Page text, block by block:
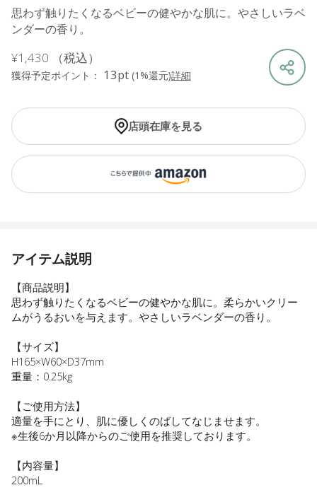
思わず触りたくなるベビーの健やかな肌に。やさしいラベ
ンダーの香り。
¥1,430 （税込）
獲得予定ポイント： 13pt (1%還元)詳細
店頭在庫を見る
アイテム説明
【商品説明】
思わず触りたくなるベビーの健やかな肌に。柔らかいクリー
ムがうるおいを与えます。やさしいラベンダーの香り。
【サイズ】
H165×W60×D37mm
重量：0.25kg
【ご使用方法】
適量を手にとり、肌に優しくのばしてなじませます。
※生後6か月以降からのご使用を推奨しております。
【内容量】
200mL